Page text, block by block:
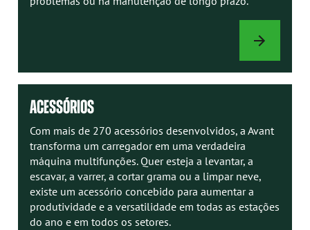
MANUAIS
ACESSÓRIOS
Com mais de 270 acessórios desenvolvidos, a Avant
transforma um carregador em uma verdadeira
máquina multifunções. Quer esteja a levantar, a
escavar, a varrer, a cortar grama ou a limpar neve,
existe um acessório concebido para aumentar a
produtividade e a versatilidade em todas as estações
do ano e em todos os setores.